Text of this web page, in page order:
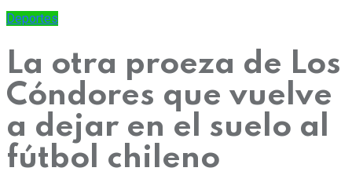
Deportes
La otra proeza de Los
Cóndores que vuelve
a dejar en el suelo al
fútbol chileno